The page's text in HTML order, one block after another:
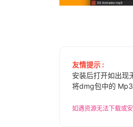
友情提示 :
安装后打开如出现
将dmg包中的
如遇资源无法下载或